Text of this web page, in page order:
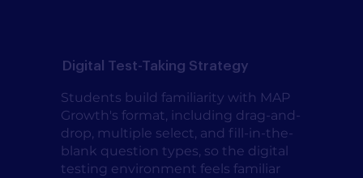
Digital Test-Taking Strategy
Students build familiarity with MAP
Growth's format, including drag-and-
drop, multiple select, and fill-in-the-
blank question types, so the digital
testing environment feels familiar